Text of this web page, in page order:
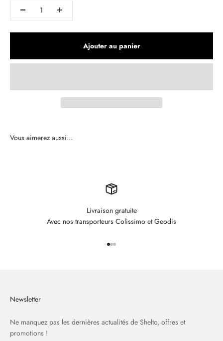
Ajouter au panier
Livraison gratuite
Avec nos transporteurs Colissimo et Geodis
Newsletter
Ne manquez pas les dernières actualités de Shelto, offres et
promotions !